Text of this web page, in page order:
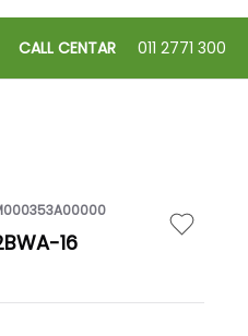
CALL CENTAR 011 2771 300
16